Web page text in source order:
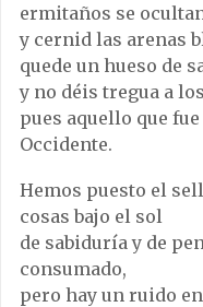
ermitaños se
y cernid las arenas
quede un hueso de
y no déis tregua a
pues aquello que
Occidente.
Hemos puesto el
cosas bajo el sol
de sabiduría y de
consumado,
pero hay un ruido